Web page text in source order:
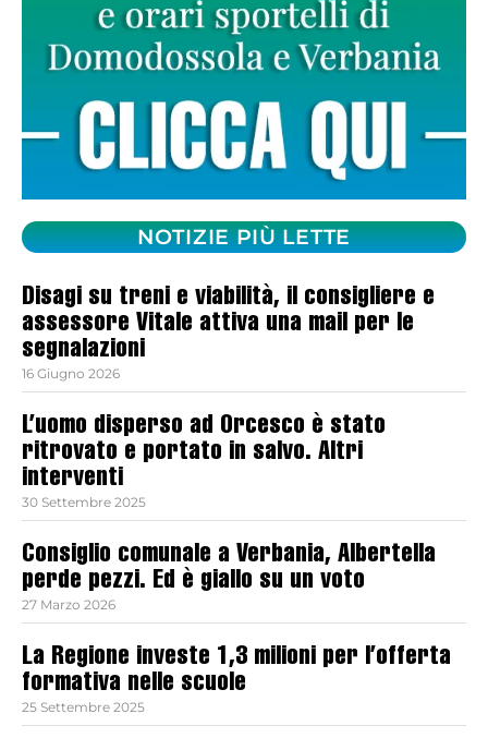
NOTIZIE PIÙ LETTE
Disagi su treni e viabilità, il consigliere e
assessore Vitale attiva una mail per le
segnalazioni
16 Giugno 2026
L’uomo disperso ad Orcesco è stato
ritrovato e portato in salvo. Altri
interventi
30 Settembre 2025
Consiglio comunale a Verbania, Albertella
perde pezzi. Ed è giallo su un voto
27 Marzo 2026
La Regione investe 1,3 milioni per l’offerta
formativa nelle scuole
25 Settembre 2025